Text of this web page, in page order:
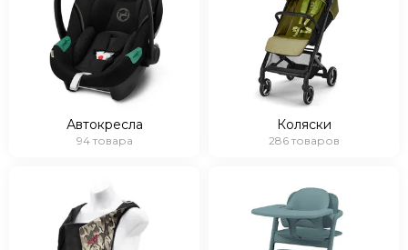
Автокресла
94 товара
Коляски
286 товаров